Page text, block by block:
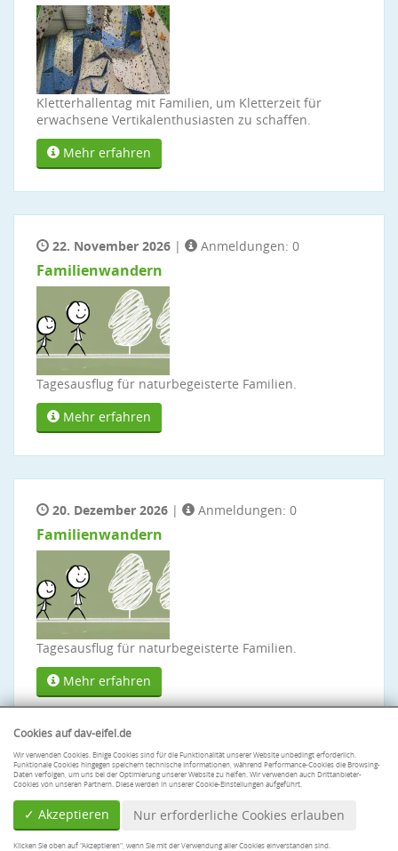
Kletterhallentag mit Familien, um Kletterzeit für
erwachsene Vertikalenthusiasten zu schaffen.
Mehr erfahren
22. November 2026 | Anmeldungen: 0
Familienwandern
Tagesausflug für naturbegeisterte Familien.
Mehr erfahren
20. Dezember 2026 | Anmeldungen: 0
Familienwandern
Tagesausflug für naturbegeisterte Familien.
Mehr erfahren
Cookies auf dav-eifel.de
Wir verwenden Cookies. Einige Cookies sind für die Funktionalität unserer Website unbedingt erforderlich.
Funktionale Cookies hingegen speichern technische Informationen, während Performance-Cookies die Browsing-
Daten verfolgen, um uns bei der Optimierung unserer Website zu helfen. Wir verwenden auch Drittanbieter-
Cookies von unseren Partnern. Diese werden in unserer Cookie-Einstellungen aufgeführt.
✓ Akzeptieren Nur erforderliche Cookies erlauben
Klicken Sie oben auf "Akzeptieren", wenn Sie mit der Verwendung aller Cookies einverstanden sind.